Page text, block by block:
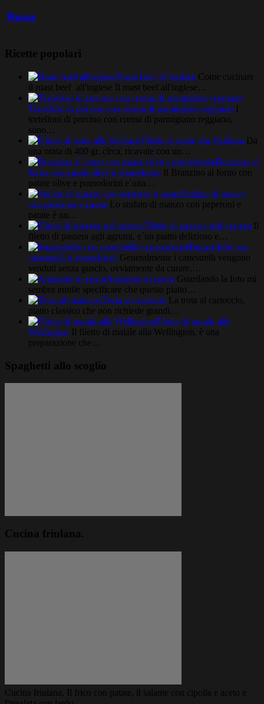
Russa
Ricette popolari
Roast beef all’inglese Come cucinare
il roast beef all'inglese Il roast beef all'inglese…
Tortelloni di porcino con crema di parmigiano reggiano I
tortelloni di porcino con crema di parmigiano reggiano,
sono…
Filetto di orata alla Siciliana Da
una orata di 400 gr. circa, ricavate con un…
Branzino al
forno con patate olive e pomodorini Il Branzino al forno con
patate olive e pomodorini e`una…
Stufato di manzo
con peperoni e patate Lo stufato di manzo con peperoni e
patate è un…
Filetto di passera agli agrumi Il
filetto di passera agli agrumi, e`un piatto delizioso e…
Pappardelle con
canestrelli e pomodorini Generalmente i canestrelli vengono
venduti senza guscio, ovviamente da curare,…
Antipasto di pesce Guardando la foto mi
sembra inutile specificare che questo piatto…
Trota al cartoccio La trota al cartoccio,
piatto classico che non richiede grandi…
Filetto di maiale alla
Wellington Il filetto di maiale alla Wellington, è una
preparazione che…
Spaghetti allo scoglio
Cucina friulana.
Cucina friulana. Il frico con patate, il salame con cipolla e aceto e